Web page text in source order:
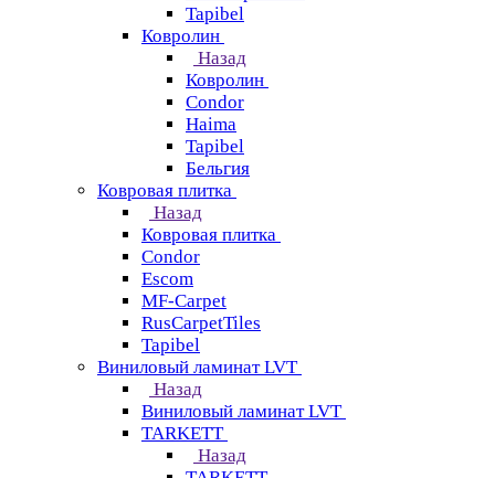
Tapibel
Ковролин
Назад
Ковролин
Condor
Haima
Tapibel
Бельгия
Ковровая плитка
Назад
Ковровая плитка
Condor
Escom
MF-Carpet
RusCarpetTiles
Tapibel
Виниловый ламинат LVT
Назад
Виниловый ламинат LVT
TARKETT
Назад